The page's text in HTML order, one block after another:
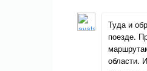
Туда и
поезде.
области.